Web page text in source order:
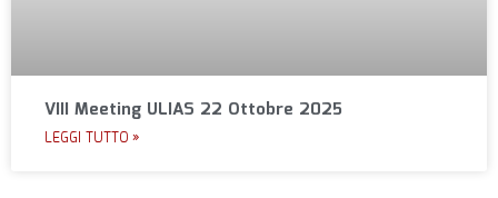
VIII Meeting ULIAS 22 Ottobre 2025
LEGGI TUTTO »